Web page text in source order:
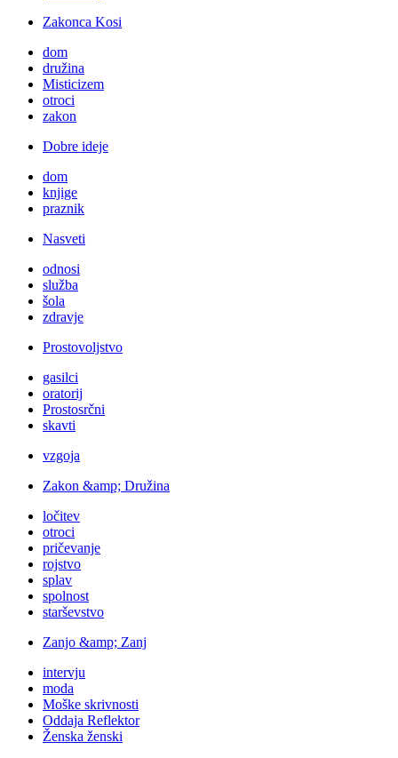
Zakonca Kosi
dom
družina
Misticizem
otroci
zakon
Dobre ideje
dom
knjige
praznik
Nasveti
odnosi
služba
šola
zdravje
Prostovoljstvo
gasilci
oratorij
Prostosrčni
skavti
vzgoja
Zakon &amp; Družina
ločitev
otroci
pričevanje
rojstvo
splav
spolnost
starševstvo
Zanjo &amp; Zanj
intervju
moda
Moške skrivnosti
Oddaja Reflektor
Ženska ženski